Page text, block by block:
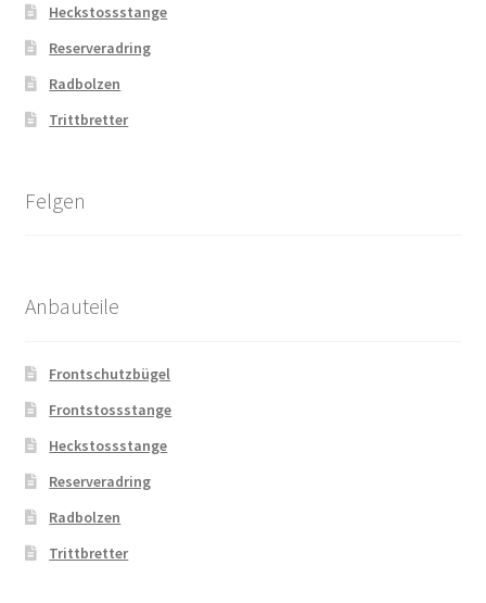
Heckstossstange
Reserveradring
Radbolzen
Trittbretter
Felgen
Anbauteile
Frontschutzbügel
Frontstossstange
Heckstossstange
Reserveradring
Radbolzen
Trittbretter